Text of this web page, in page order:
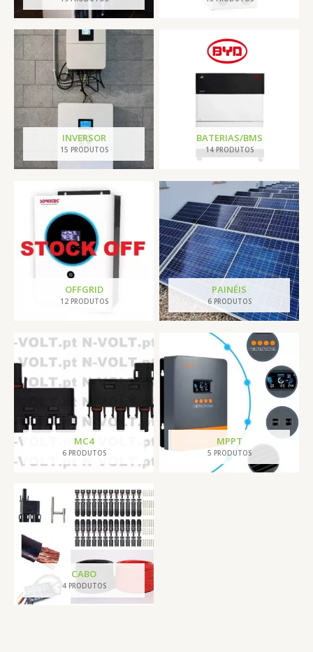
INVERSOR
15 PRODUTOS
BATERIAS/BMS
14 PRODUTOS
OFFGRID
12 PRODUTOS
PAINÉIS
6 PRODUTOS
MC4
6 PRODUTOS
MPPT
5 PRODUTOS
CABO
4 PRODUTOS